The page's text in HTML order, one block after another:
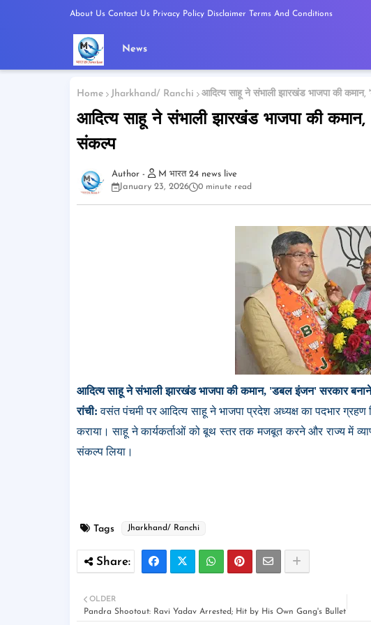
About Us Contact Us Privacy Policy Disclaimer Terms And Conditions
News
Home Jharkhand/ Ranchi आदित्य साहू ने संभाली झारखंड भाजपा की
आदित्य साहू ने संभाली झारखंड भाजपा की
संकल्प
M भारत 24 news live
January 23, 2026
0 minute read
आदित्य साहू ने संभाली झारखंड भाजपा की कमान, 'डबल इंजन' सरकार
रांची:वसंत पंचमी पर आदित्य साहू ने भाजपा प्रदेश अध्यक्ष का पदभार ग्रहण
कराया। साहू ने कार्यकर्ताओं को बूथ स्तर तक मजबूत करने और राज्य में
संकल्प लिया।
Tags Jharkhand/ Ranchi
OLDER
Pandra Shootout: Ravi Yadav Arrested; Hit by His Own Gang's Bullet